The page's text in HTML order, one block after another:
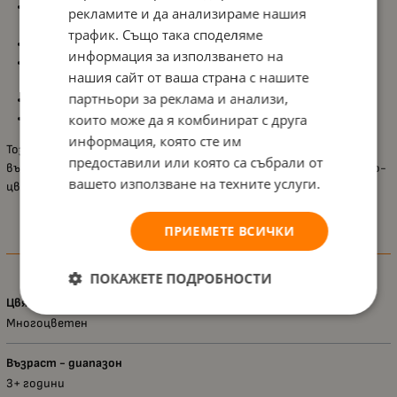
без нужда от ацетон;
Дерматологично тествани, нежни към детската кожа;
Идеални за игри, ролеви забавления и първи стъпки в
детската козметика;
Размери на продукта: 15,5 x 10 x 3 см;
Подходящи задеца над 3 години.
Този комплект вдъхновява креативност и носи истинско
вълшебство от света на еднорозите, правейки игрите още по-
цветни и магични.
Характеристики
Цвят
Многоцветен
Възраст - диапазон
3+ години
рекламите и да анализираме нашия
трафик. Също така споделяме
информация за използването на
нашия сайт от ваша страна с нашите
партньори за реклама и анализи,
които може да я комбинират с друга
информация, която сте им
предоставили или която са събрали от
вашето използване на техните услуги.
ПРИЕМЕТЕ ВСИЧКИ
ПОКАЖЕТЕ ПОДРОБНОСТИ